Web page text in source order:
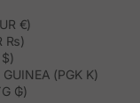
€)
₨)
(PGK K)
₲)